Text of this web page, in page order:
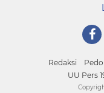
Redaksi
UU Pers